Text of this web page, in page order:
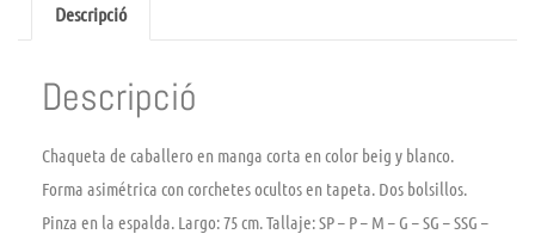
Descripció
Descripció
Chaqueta de caballero en manga corta en color beig y blanco.
Forma asimétrica con corchetes ocultos en tapeta. Dos bolsillos.
Pinza en la espalda. Largo: 75 cm. Tallaje: SP – P – M – G – SG – SSG –